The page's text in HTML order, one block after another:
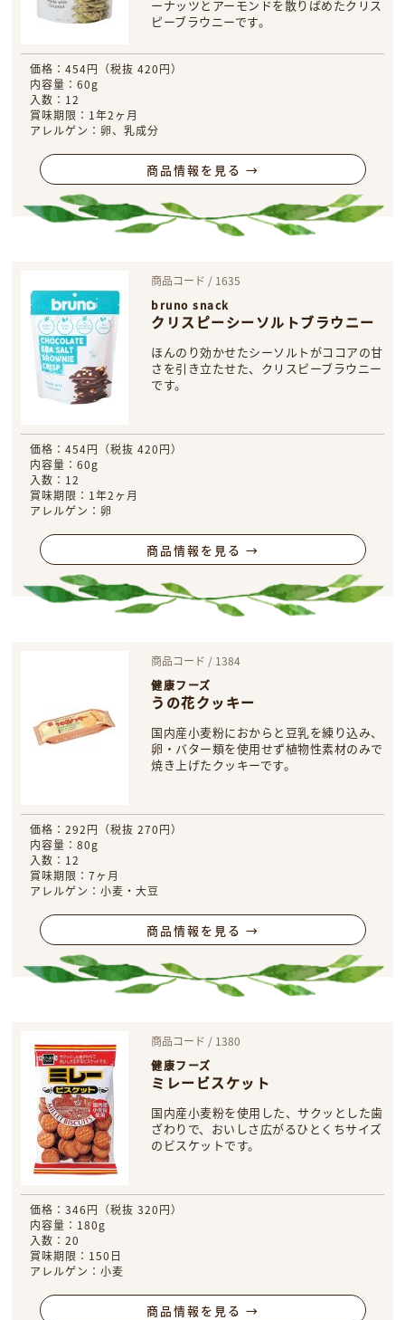
ーナッツとアーモンドを散りばめたクリス
ピーブラウニーです。
価格：454円（税抜 420円）
内容量：60g
入数：12
賞味期限：1年2ヶ月
アレルゲン：卵、乳成分
商品情報を見る →
商品コード / 1635
bruno snack
クリスピーシーソルトブラウニー
ほんのり効かせたシーソルトがココアの甘
さを引き立たせた、クリスピーブラウニー
です。
価格：454円（税抜 420円）
内容量：60g
入数：12
賞味期限：1年2ヶ月
アレルゲン：卵
商品情報を見る →
商品コード / 1384
健康フーズ
うの花クッキー
国内産小麦粉におからと豆乳を練り込み、
卵・バター類を使用せず植物性素材のみで
焼き上げたクッキーです。
価格：292円（税抜 270円）
内容量：80g
入数：12
賞味期限：7ヶ月
アレルゲン：小麦・大豆
商品情報を見る →
商品コード / 1380
健康フーズ
ミレービスケット
国内産小麦粉を使用した、サクッとした歯
ざわりで、おいしさ広がるひとくちサイズ
のビスケットです。
価格：346円（税抜 320円）
内容量：180g
入数：20
賞味期限：150日
アレルゲン：小麦
商品情報を見る →